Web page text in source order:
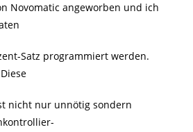
Novomatic angeworben und ich
Satz programmiert werden.
nicht nur unnötig sondern